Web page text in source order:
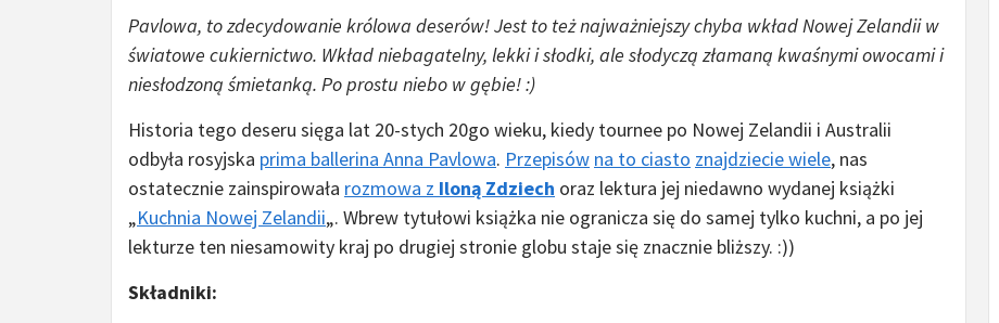
Pavlowa, to zdecydowanie królowa deserów! Jest to też najważniejszy chyba wkład Nowej Zelandii w
światowe cukiernictwo. Wkład niebagatelny, lekki i słodki, ale słodyczą złamaną kwaśnymi owocami i
niesłodzoną śmietanką. Po prostu niebo w gębie! :)
Historia tego deseru sięga lat 20-stych 20go wieku, kiedy tournee po Nowej Zelandii i Australii
odbyła rosyjska prima ballerina Anna Pavlowa. Przepisów na to ciasto znajdziecie wiele, nas
ostatecznie zainspirowała rozmowa z Iloną Zdziech oraz lektura jej niedawno wydanej książki
„Kuchnia Nowej Zelandii„. Wbrew tytułowi książka nie ogranicza się do samej tylko kuchni, a po jej
lekturze ten niesamowity kraj po drugiej stronie globu staje się znacznie bliższy. :))
Składniki: